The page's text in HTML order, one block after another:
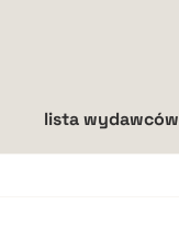
lista wydawców